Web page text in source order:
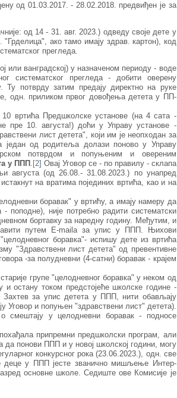
од 01.03.2017. - 28.02.2018. предвиђен је за
од 14 - 31. авг. 2023.) одведу своје дете у
ако тамо имају здрав. картон), код
прегледа.
или ванградској) у назначеном периоду - воде
систематског прегледа - добити оверену
Ту потврду затим предају директно на руке
одн. приликом првог довођења детета у ПП-
вртића Предшколске установе (на 4 сата -
пре 10. августа!) доћи у Управу установе -
лист детета", који им је неопходан за
један од родитеља долази поново у Управу
потврдом и попуњеним и овереним
у ППП. [2] Овај Уговор се - по правилу - склапа
августа (од 26.08.- 31.08.2023.) по унапред
на вратима појединих вртића, као и на
боравак" у вртићу, а имају намеру да
није потребно радити систематски
бортавку за наредну годину. Међутим, и
путем Е-maila за упис у ППП. Њихови
боравка"- испишу дете из вртића
"Здравствени лист детета" од превентивне
-за полудневни (4-сатни) боравак - крајем
групе "целодневног боравка" у неком од
остану током предстојеће школске године -
Захтев за упис детета у ППП, нити обављају
Уговор и попуњен "здравствени лист" детета).
смештају у целодневни боравак - подносе
припремни предшколски програм, али
да понови ППП и у новој школској години, могу
конкурсног рока (23.06.2023.), одн. све
деце у ППП јесте званично мишљење Интер-
основне школе. Седиште ове Комисије је